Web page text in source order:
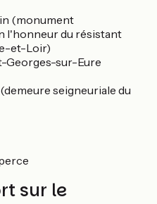
(monument
l'honneur du résistant
et-Loir)
Georges-sur-Eure
(demeure seigneuriale du
sur le